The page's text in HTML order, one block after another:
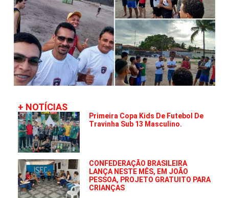
+ NOTÍCIAS
Primeira Copa Kids De Futebol De
Travinha Sub 13 Masculino.
CONFEDERAÇÃO BRASILEIRA
LANÇA NESTE MÊS, EM JOÃO
PESSOA, PROJETO GRATUITO PARA
CRIANÇAS